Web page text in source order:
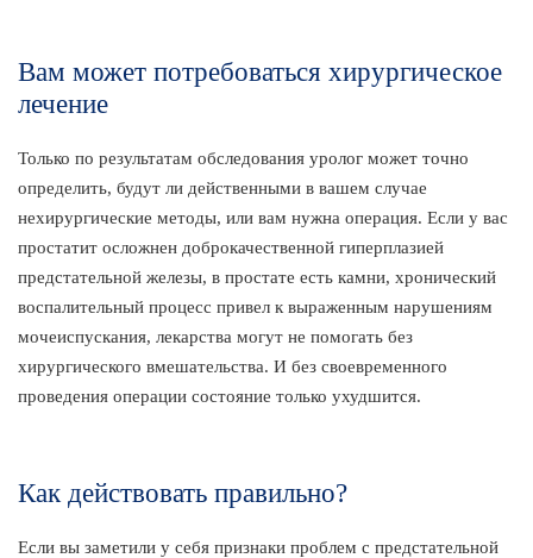
Вам может потребоваться хирургическое
лечение
Только по результатам обследования уролог может точно
определить, будут ли действенными в вашем случае
нехирургические методы, или вам нужна операция. Если у вас
простатит осложнен доброкачественной гиперплазией
предстательной железы, в простате есть камни, хронический
воспалительный процесс привел к выраженным нарушениям
мочеиспускания, лекарства могут не помогать без
хирургического вмешательства. И без своевременного
проведения операции состояние только ухудшится.
Как действовать правильно?
Если вы заметили у себя признаки проблем с предстательной